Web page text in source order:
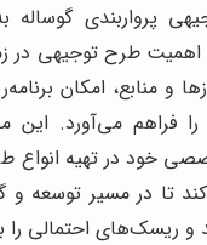
پرواربندی گوساله
طرح توجیهی در
و منابع، امکان
را فراهم می‌آورد. این
خود در تهیه انواع
تا در مسیر توسعه و
ریسک‌های احتمالی را